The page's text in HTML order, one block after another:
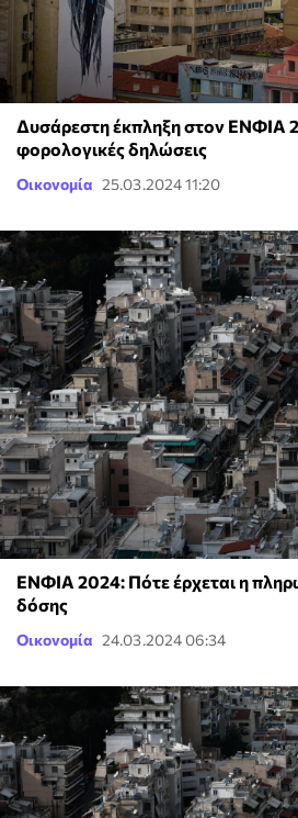
Δυσάρεστη έκπληξη στον ΕΝΦΙΑ
φορολογικές δηλώσεις
Οικονομία 25.03.2024 11:20
ΕΝΦΙΑ 2024: Πότε έρχεται η
δόσης
Οικονομία 24.03.2024 06:34